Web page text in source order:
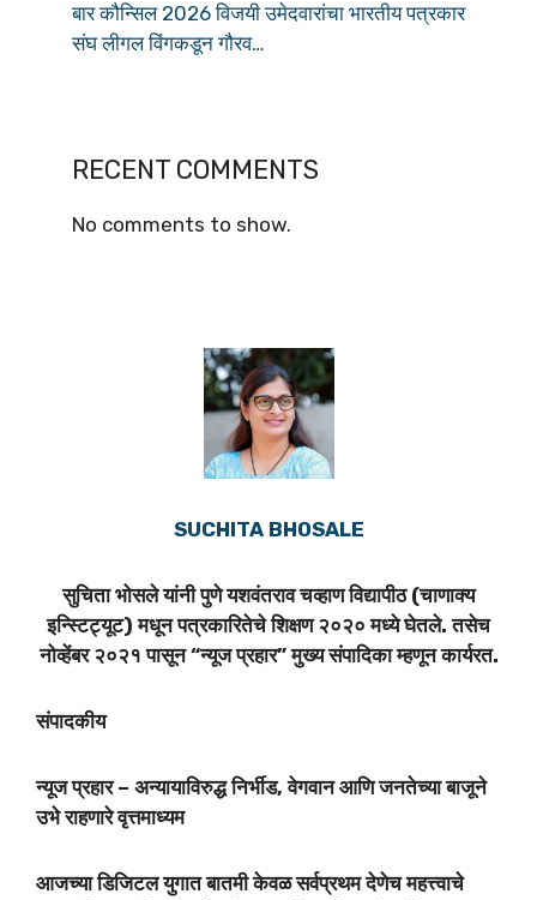
बार कौन्सिल 2026 विजयी उमेदवारांचा भारतीय पत्रकार
संघ लीगल विंगकडून गौरव…
RECENT COMMENTS
No comments to show.
SUCHITA BHOSALE
सुचिता भोसले यांनी पुणे यशवंतराव चव्हाण विद्यापीठ (चाणाक्य
इन्स्टिट्यूट) मधून पत्रकारितेचे शिक्षण २०२० मध्ये घेतले. तसेच
नोव्हेंबर २०२१ पासून “न्यूज प्रहार” मुख्य संपादिका म्हणून कार्यरत.
संपादकीय
न्यूज प्रहार – अन्यायाविरुद्ध निर्भीड, वेगवान आणि जनतेच्या बाजूने
उभे राहणारे वृत्तमाध्यम
आजच्या डिजिटल युगात बातमी केवळ सर्वप्रथम देणेच महत्त्वाचे